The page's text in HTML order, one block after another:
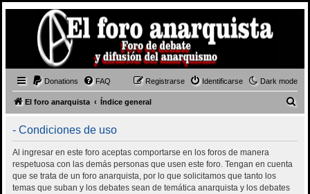
Dark mode
Donations FAQ Identificarse
Registrarse
El foro anarquista Índice general
- Condiciones de uso
Al ingresar en este foro aceptas comportarse en los foros de manera
respetuosa con las demás personas que usen este foro. Tengan en cuenta
que se trata de un foro anarquista, por lo que solicitamos que tanto los
temas que suban y los debates sean de temática anarquista y los debates